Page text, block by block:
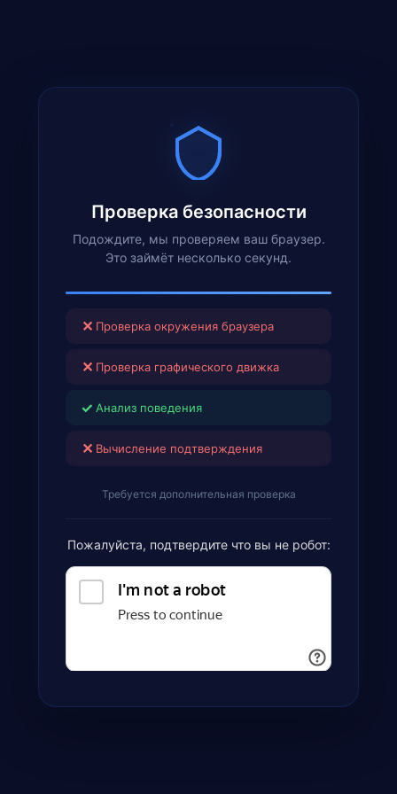
Проверка безопасности
Подождите, мы проверяем ваш браузер.
Это займёт несколько секунд.
✕ Проверка окружения браузера
✕ Проверка графического движка
✓ Анализ поведения
✕ Вычисление подтверждения
Требуется дополнительная проверка
Пожалуйста, подтвердите что вы не робот: